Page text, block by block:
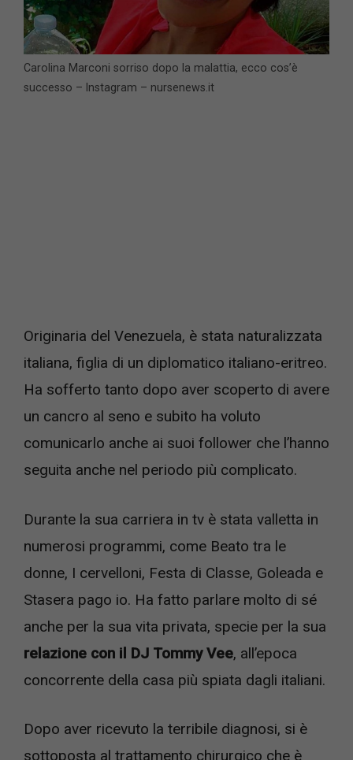
Carolina Marconi sorriso dopo la malattia, ecco cos’è
successo – Instagram – nursenews.it
Originaria del Venezuela, è stata naturalizzata
italiana, figlia di un diplomatico italiano-eritreo.
Ha sofferto tanto dopo aver scoperto di avere
un cancro al seno e subito ha voluto
comunicarlo anche ai suoi follower che l’hanno
seguita anche nel periodo più complicato.
Durante la sua carriera in tv è stata valletta in
numerosi programmi, come Beato tra le
donne, I cervelloni, Festa di Classe, Goleada e
Stasera pago io. Ha fatto parlare molto di sé
anche per la sua vita privata, specie per la sua
relazione con il DJ Tommy Vee, all’epoca
concorrente della casa più spiata dagli italiani.
Dopo aver ricevuto la terribile diagnosi, si è
sottoposta al trattamento chirurgico che è